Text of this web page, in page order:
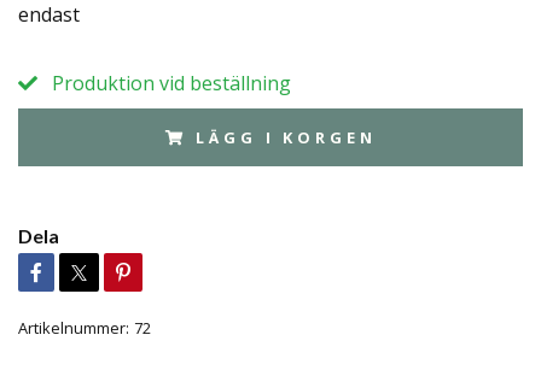
endast
Produktion vid beställning
LÄGG I KORGEN
Dela
Artikelnummer: 72